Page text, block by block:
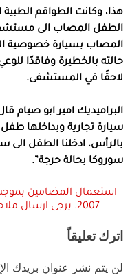
هذا، وكانت الطواقم الطبية
الطفل المصاب الى
المصاب بسيارة خصوصية
حالته بالخطيرة وفاقدًا
لاحقًا في المستشفى.
البراميديك امير ابو صيام
سيارة تجارية وبداخلها
بالرأس، ادخلنا الطفل
سوروكا بحالة حرجة”.
2007. يرجى ارسال ملاحظات لـ akkanet.net@gmail.com
اترك تعليقاً
لن يتم نشر عنوان بريدك